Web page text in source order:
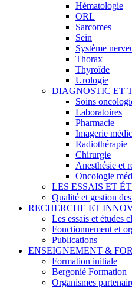
Hématologie
ORL
Sarcomes
Sein
Système
Thorax
Thyroïde
Urologie
DIAGNOSTIC ET
Soins
Laboratoires
Pharmacie
Imagerie
Radiothérapie
Chirurgie
Anesthésie et
Oncologie
LES ESSAIS ET
Qualité et gestion
RECHERCHE ET
Les essais et études
Fonctionnement et
Publications
ENSEIGNEMENT &
Formation initiale
Bergonié Formation
Organismes